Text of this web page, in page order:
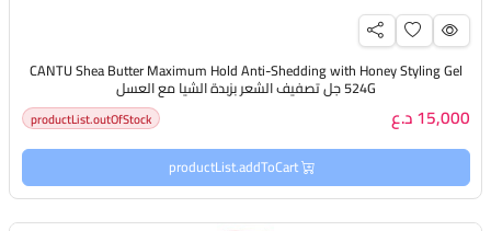
CANTU Shea Butter Maximum Hold Anti-Shedding with Honey Styling Gel
524G جل تصفيف الشعر بزبدة الشيا مع العسل
15,000 د.ع productList.outOfStock
productList.addToCart